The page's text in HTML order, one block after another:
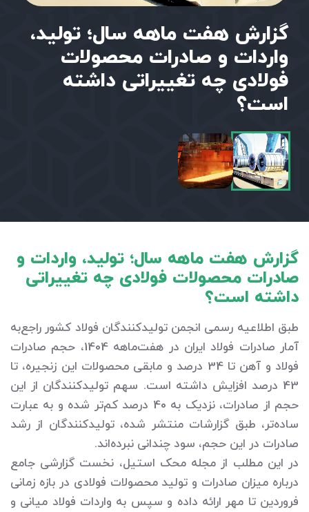
گزارش هفت ماهه سال؛ تولید،
واردات و صادرات محصولات
فولادی چه تغییراتی داشته
است؟
گزارش هفت ماهه سال؛ تولید، واردات و
صادرات محصولات فولادی چه تغییراتی
داشته است؟
طبق اطلاعیه رسمی انجمن تولیدکنندگان فولاد کشور راجع‌به
آمار صادرات فولاد ایران در هفت‌ماهه 1404، حجم صادرات
فولاد و آهن تا 34 درصد و مابقی محصولات این زنجیره، تا
43 درصد افزایش داشته است. سهم تولیدکنندگان از این
حجم از صادرات، نزدیک به 40 درصد کم‌تر شده و به عبارت
ساده‌تر، طبق گزارشات منتشر شده، تولیدکنندگان از رشد
صادرات در این حجم، سود چندانی نبرده‌اند.
در این مطلب از مجله محک استیل، نخست گزارشی جامع
درباره میزان صادرات و تولید محصولات فولادی در بازه زمانی
فروردین تا مهر ارائه داده و سپس به واردات فولاد میانی و